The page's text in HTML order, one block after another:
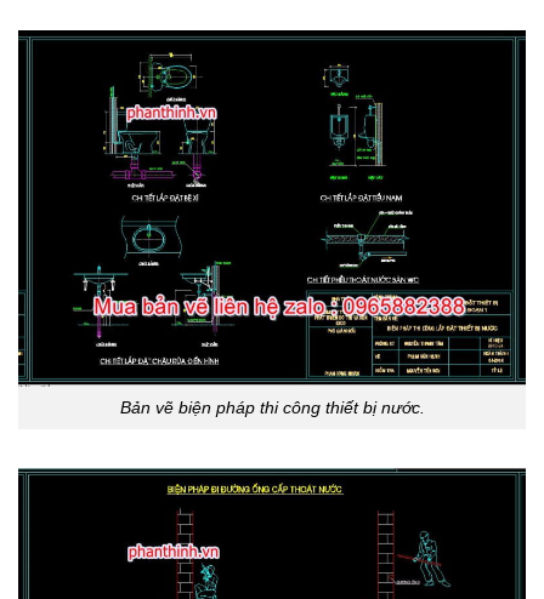
Bản vẽ biện pháp thi công thiết bị nước.